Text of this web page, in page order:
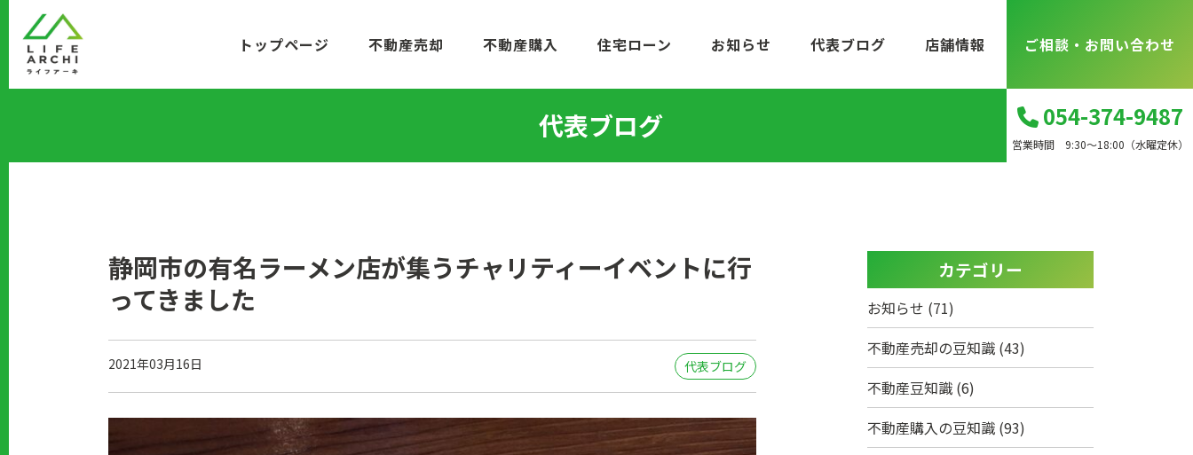
ン
移
054-374-9487
営業時間 9:30～18:00（水曜定休）
トップページ 不動産売却 不動産購入 住宅ローン お知らせ 代表ブログ 店舗情報 ご相談・お問い合わせ
代表ブログ
静岡市の有名ラーメン店が集うチャリティーイベントに行
ってきました
2021年03月16日 代表ブログ
カテゴリー
お知らせ (71)
不動産売却の豆知識 (43)
不動産豆知識 (6)
不動産購入の豆知識 (93)